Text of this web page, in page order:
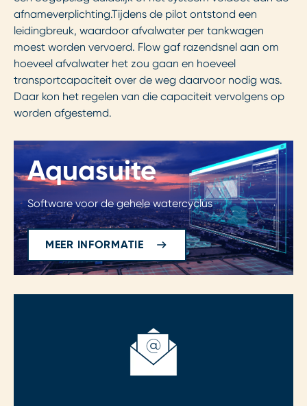
afnameverplichting.Tijdens de pilot ontstond een
leidingbreuk, waardoor afvalwater per tankwagen
moest worden vervoerd. Flow gaf razendsnel aan om
hoeveel afvalwater het zou gaan en hoeveel
transportcapaciteit over de weg daarvoor nodig was.
Daar kon het regelen van die capaciteit vervolgens op
worden afgestemd.
Aquasuite
Software voor de gehele watercyclus
MEER INFORMATIE